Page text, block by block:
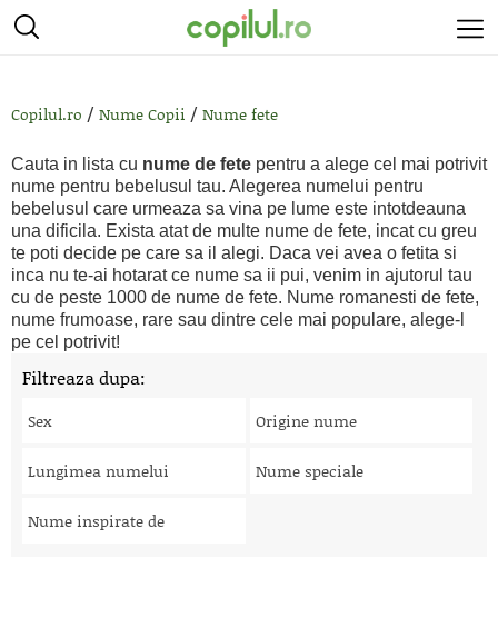
Copilul.ro / Nume Copii / Nume fete
Cauta in lista cu nume de fete pentru a alege cel mai potrivit
nume pentru bebelusul tau. Alegerea numelui pentru
bebelusul care urmeaza sa vina pe lume este intotdeauna
una dificila. Exista atat de multe nume de fete, incat cu greu
te poti decide pe care sa il alegi. Daca vei avea o fetita si
inca nu te-ai hotarat ce nume sa ii pui, venim in ajutorul tau
cu de peste 1000 de nume de fete. Nume romanesti de fete,
nume frumoase, rare sau dintre cele mai populare, alege-l
pe cel potrivit!
Filtreaza dupa:
Sex Origine nume
Lungimea numelui Nume speciale
Nume inspirate de